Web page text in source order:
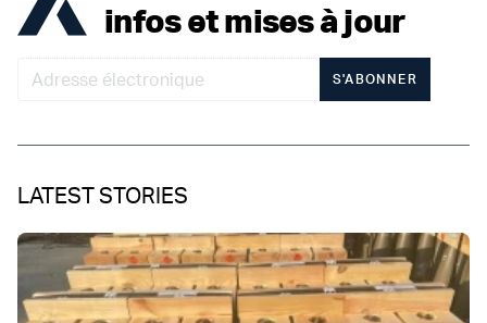
infos et mises à jour
S'ABONNER
LATEST STORIES